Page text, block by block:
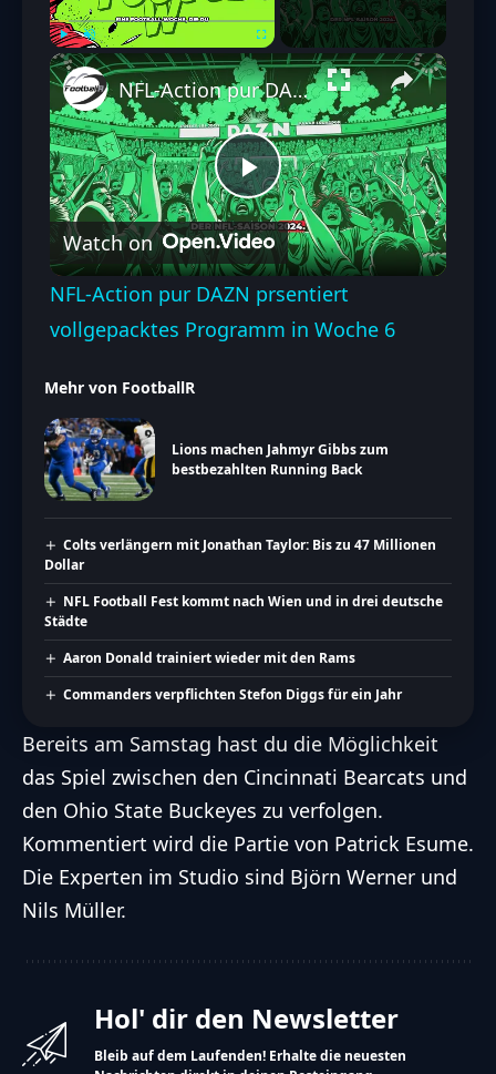
Play Unmute Fullscreen
Play
Video
NFL-Action pur DAZN prsentiert vollgepacktes Programm in Woche 6
Watch on
NFL-Action pur DAZN prsentiert
vollgepacktes Programm in Woche 6
Mehr von FootballR
Lions machen Jahmyr Gibbs zum
bestbezahlten Running Back
Colts verlängern mit Jonathan Taylor: Bis zu 47 Millionen
Dollar
NFL Football Fest kommt nach Wien und in drei deutsche
Städte
Aaron Donald trainiert wieder mit den Rams
Commanders verpflichten Stefon Diggs für ein Jahr
Bereits am Samstag hast du die Möglichkeit
das Spiel zwischen den Cincinnati Bearcats und
den Ohio State Buckeyes zu verfolgen.
Kommentiert wird die Partie von Patrick Esume.
Die Experten im Studio sind Björn Werner und
Nils Müller.
Hol' dir den Newsletter
Bleib auf dem Laufenden! Erhalte die neuesten